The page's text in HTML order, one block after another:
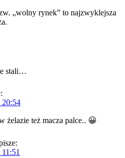
„wolny rynek” to najzwyklejsza
stali…
20:54
żelazie też macza palce.. 😀